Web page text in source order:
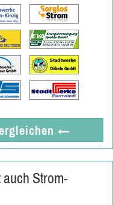
←
Strom-